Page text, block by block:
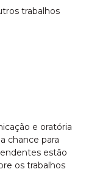
trabalhos
e oratória
chance para
estão
os trabalhos